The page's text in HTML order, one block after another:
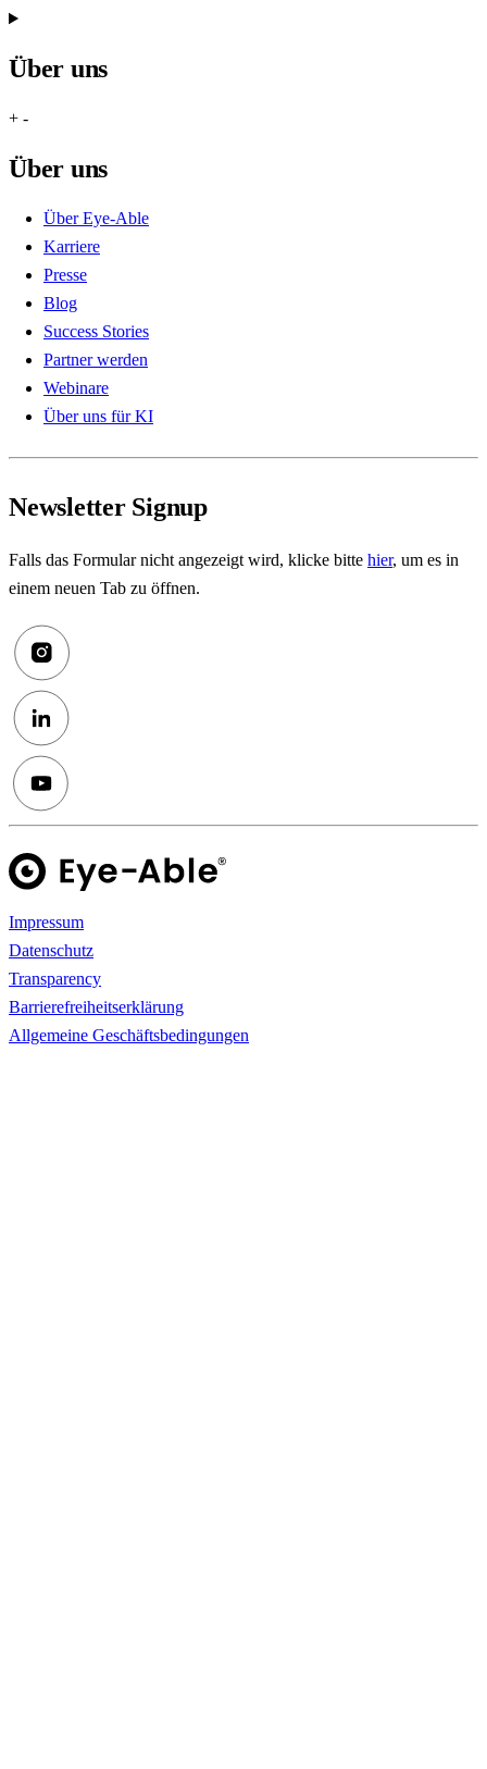
Über uns
+ -
Über uns
Über Eye-Able
Karriere
Presse
Blog
Success Stories
Partner werden
Webinare
Über uns für KI
Newsletter Signup
Falls das Formular nicht angezeigt wird, klicke bitte hier, um es in
einem neuen Tab zu öffnen.
Impressum
Datenschutz
Transparency
Barrierefreiheitserklärung
Allgemeine Geschäftsbedingungen